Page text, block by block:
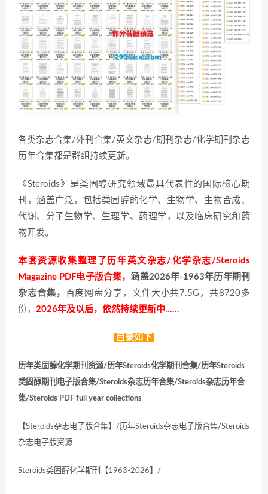
各类杂志合集/外刊合集/英文杂志/期刊杂志/化学期刊杂志
历年合集都是群组持续更新。
《Steroids》是类固醇研究领域最具代表性的国际核心期
刊，涵盖广泛，包括类固醇的化学、生物学、生物合成、
代谢、分子生物学、生理学、药理学，以及临床研究和药
物开发。
本套资源收集整理了历年英文杂志/化学杂志/Steroids
Magazine PDF电子版合集，涵盖2026年-1963年历年期刊
杂志合集，
百度网盘分享，文件大小共7.5G，共8720多
份， 2026年及以后，依然持续更新中……
目录如下
历年类固醇化学期刊资源/历年Steroids化学期刊合集/历年Steroids
类固醇期刊电子版合集/Steroids杂志历年合集/Steroids杂志历年合
集/Steroids PDF full year collections
【Steroids杂志电子版合集】/历年Steroids杂志电子版合集/Steroids
杂志电子版资源
Steroids类固醇化学期刊【1963-2026】/